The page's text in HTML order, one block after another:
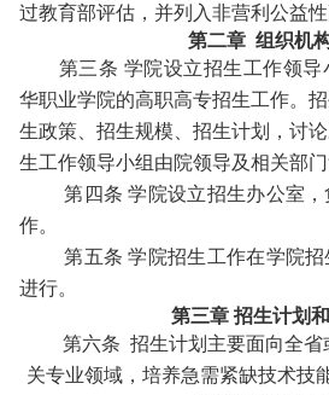
过教育部评估，并列入非营利公益性
第二章 组织机
第三条 学院设立招生工作领导
华职业学院的高职高专招生工作。
生政策、招生规模、招生计划，讨
生工作领导小组由院领导及相关部门
第四条 学院设立招生办公室
作。
第五条 学院招生工作在学院
进行。
第三章 招生计划
第六条 招生计划主要面向全省
关专业领域，培养急需紧缺技术技